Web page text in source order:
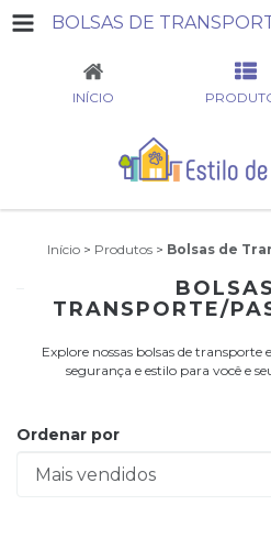
INÍCIO
Início > Produtos > Bolsas de
TRANSPORTE/
Explore nossas bolsas de transporte
segurança e estilo para você e
Ordenar por